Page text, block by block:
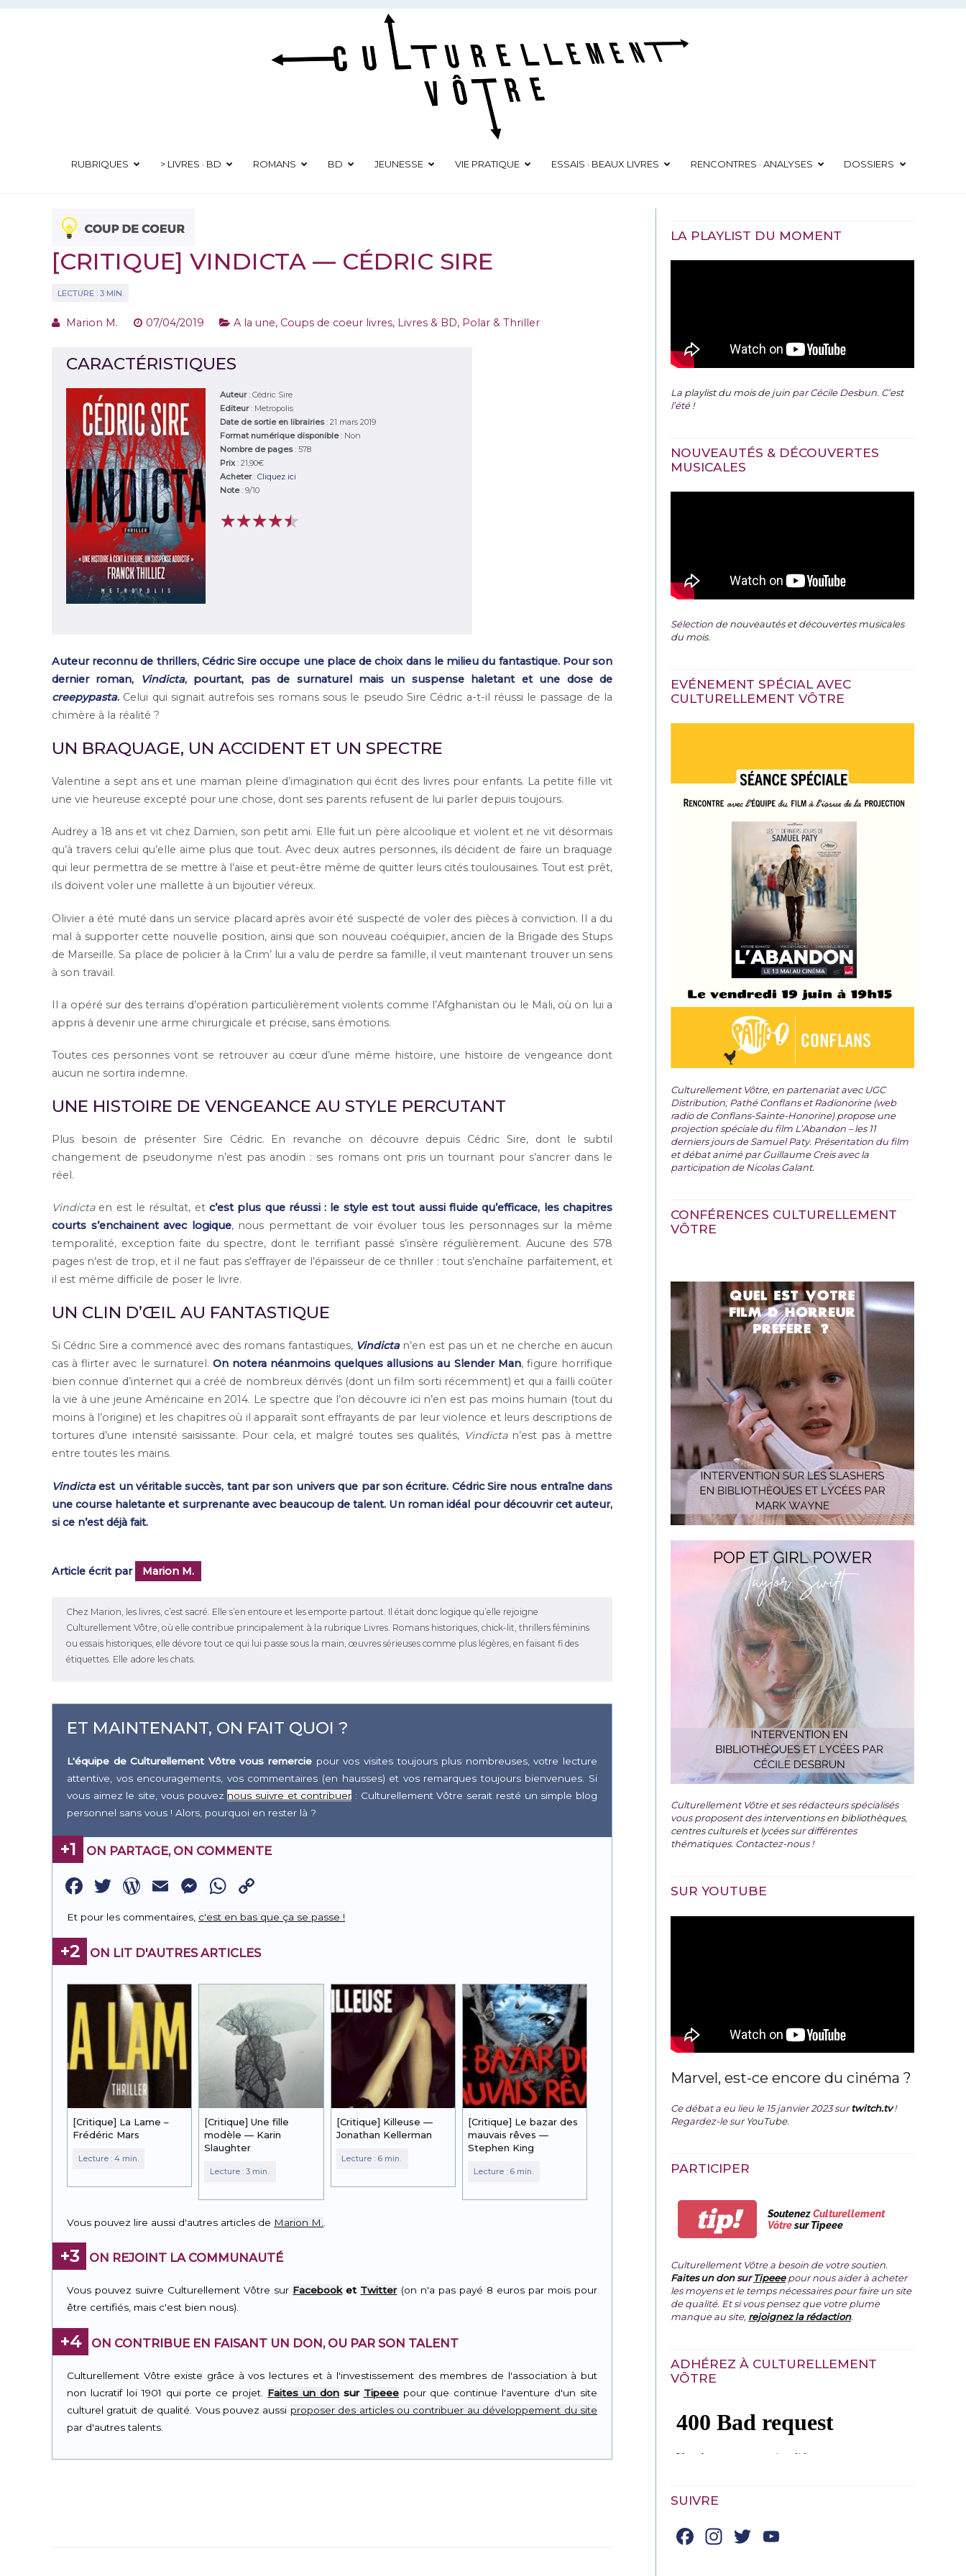
Aller
RUBRIQUES > LIVRES · BD ROMANS BD JEUNESSE VIE PRATIQUE ESSAIS · BEAUX LIVRES RENCONTRES · ANALYSES DOSSIERS
[CRITIQUE] VINDICTA — CÉDRIC SIRE
Marion M. 07/04/2019 A la une, Coups de coeur livres, Livres & BD, Polar & Thriller
CARACTÉRISTIQUES
Auteur: Cédric Sire
Editeur: Metropolis
Date de sortie en librairies: 21 mars 2019
Format numérique disponible: Non
Nombre de pages: 578
Prix: 21,90€
Acheter: Cliquez ici
Note: 9/10
★★★★★
★★★★★
Auteur reconnu de thrillers, Cédric Sire occupe une place de choix dans le milieu du fantastique. Pour son
dernier roman,
Vindicta, pourtant, pas de surnaturel mais un suspense haletant et une dose de
creepypasta. Celui qui signait autrefois ses romans sous le pseudo Sire Cédric a-t-il réussi le passage de la
chimère à la réalité ?
UN BRAQUAGE, UN ACCIDENT ET UN SPECTRE
Valentine a sept ans et une maman pleine d’imagination qui écrit des livres pour enfants. La petite fille vit
une vie heureuse excepté pour une chose, dont ses parents refusent de lui parler depuis toujours.
Audrey a 18 ans et vit chez Damien, son petit ami. Elle fuit un père alcoolique et violent et ne vit désormais
qu’à travers celui qu’elle aime plus que tout. Avec deux autres personnes, ils décident de faire un braquage
qui leur permettra de se mettre à l’aise et peut-être même de quitter leurs cités toulousaines. Tout est prêt,
ils doivent voler une mallette à un bijoutier véreux.
Olivier a été muté dans un service placard après avoir été suspecté de voler des pièces à conviction. Il a du
mal à supporter cette nouvelle position, ainsi que son nouveau coéquipier, ancien de la Brigade des Stups
de Marseille. Sa place de policier à la Crim’ lui a valu de perdre sa famille, il veut maintenant trouver un sens
à son travail.
Il a opéré sur des terrains d’opération particulièrement violents comme l’Afghanistan ou le Mali, où on lui a
appris à devenir une arme chirurgicale et précise, sans émotions.
Toutes ces personnes vont se retrouver au cœur d’une même histoire, une histoire de vengeance dont
aucun ne sortira indemne.
UNE HISTOIRE DE VENGEANCE AU STYLE PERCUTANT
Plus besoin de présenter Sire Cédric. En revanche on découvre depuis Cédric Sire, dont le subtil
changement de pseudonyme n’est pas anodin : ses romans ont pris un tournant pour s’ancrer dans le
réel.
Vindictaen est le résultat, et c’est plus que réussi : le style est tout aussi fluide qu’efficace, les chapitres
courts s’enchainent avec logique, nous permettant de voir évoluer tous les personnages sur la même
temporalité, exception faite du spectre, dont le terrifiant passé s’insère régulièrement. Aucune des 578
pages n’est de trop, et il ne faut pas s’effrayer de l’épaisseur de ce thriller : tout s’enchaîne parfaitement, et
il est même difficile de poser le livre.
UN CLIN D’ŒIL AU FANTASTIQUE
Si Cédric Sire a commencé avec des romans fantastiques, Vindictan’en est pas un et ne cherche en aucun
cas à flirter avec le surnaturel. On notera néanmoins quelques allusions au Slender Man, figure horrifique
bien connue d’internet qui a créé de nombreux dérivés (dont un film sorti récemment) et qui a failli coûter
la vie à une jeune Américaine en 2014. Le spectre que l’on découvre ici n’en est pas moins humain (tout du
moins à l’origine) et les chapitres où il apparaît sont effrayants de par leur violence et leurs descriptions de
tortures d’une intensité saisissante. Pour cela, et malgré toutes ses qualités, Vindictan’est pas à mettre
entre toutes les mains.
Vindictaest un véritable succès, tant par son univers que par son écriture. Cédric Sire nous entraîne dans
une course haletante et surprenante avec beaucoup de talent. Un roman idéal pour découvrir cet auteur,
si ce n’est déjà fait.
Article écrit par Marion M.
Chez Marion, les livres, c’est sacré. Elle s’en entoure et les emporte partout. Il était donc logique qu’elle rejoigne
Culturellement Vôtre, où elle contribue principalement à la rubrique Livres. Romans historiques, chick-lit, thrillers féminins
ou essais historiques, elle dévore tout ce qui lui passe sous la main, œuvres sérieuses comme plus légères, en faisant fi des
étiquettes. Elle adore les chats.
ET MAINTENANT, ON FAIT QUOI ?
L'équipe de Culturellement Vôtre vous remercie pour vos visites toujours plus nombreuses, votre lecture
attentive, vos encouragements, vos commentaires (en hausses) et vos remarques toujours bienvenues. Si
vous aimez le site, vous pouvez nous suivre et contribuer : Culturellement Vôtre serait resté un simple blog
personnel sans vous ! Alors, pourquoi en rester là ?
+1 ON PARTAGE, ON COMMENTE
Facebook
Twitter
WordPress
EmailMessenger
WhatsApp
Link
Et pour les commentaires, c'est en bas que ça se passe !
+2 ON LIT D'AUTRES ARTICLES
[Critique] La Lame –
Frédéric Mars
[Critique] Une fille
modèle — Karin
Slaughter
[Critique] Killeuse —
Jonathan Kellerman
[Critique] Le bazar des
mauvais rêves —
Stephen King
Vous pouvez lire aussi d'autres articles de Marion M.
+3 ON REJOINT LA COMMUNAUTÉ
Vous pouvez suivre Culturellement Vôtre sur Facebooket Twitter(on n'a pas payé 8 euros par mois pour
être certifiés, mais c'est bien nous).
+4 ON CONTRIBUE EN FAISANT UN DON, OU PAR SON TALENT
Culturellement Vôtre existe grâce à vos lectures et à l'investissement des membres de l'association à but
non lucratif loi 1901 qui porte ce projet. Faites un donsur Tipeeepour que continue l'aventure d'un site
culturel gratuit de qualité. Vous pouvez aussi proposer des articles ou contribuer au développement du site
par d'autres talents.
LA PLAYLIST DU MOMENT
La playlist du mois de juin par Cécile Desbun. C’est
l’été !
NOUVEAUTÉS & DÉCOUVERTES
MUSICALES
Sélection denouveautés et découvertes musicales
du mois.
EVÉNEMENT SPÉCIAL AVEC
CULTURELLEMENT VÔTRE
Culturellement Vôtre, en partenariat avec UGC
Distribution, Pathé Conflans et Radionorine (web
radio de Conflans-Sainte-Honorine) propose une
projection spéciale du film L’Abandon – les 11
derniers jours de Samuel Paty. Présentation du film
et débat animé par Guillaume Creis avec la
participation de Nicolas Galant.
CONFÉRENCES CULTURELLEMENT
VÔTRE
Culturellement Vôtre et ses rédacteurs spécialisés
vous proposent desinterventions en bibliothèques,
centres culturels et lycéessur différentes
thématiques. Contactez-nous !
SUR YOUTUBE
Marvel, est-ce encore du cinéma ?
Ce débat a eu lieu le 15 janvier 2023 surtwitch.tv !
Regardez-le surYouTube.
PARTICIPER
tip! SoutenezCulturellement
Vôtresur Tipeee
Culturellement Vôtre a besoin de votre soutien.
Faites un donsurTipeeepour nous aider à acheter
les moyens et le temps nécessaires pour faire un site
de qualité. Et si vous pensez que votre plume
manque au site, rejoignez la rédaction.
ADHÉREZ À CULTURELLEMENT
VÔTRE
SUIVRE
Facebook
Instagram
Twitter